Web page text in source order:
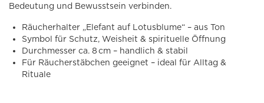
Bedeutung und Bewusstsein verbinden.
Räucherhalter „Elefant auf Lotusblume“ – aus Ton
Symbol für Schutz, Weisheit & spirituelle Öffnung
Durchmesser ca. 8 cm – handlich & stabil
Für Räucherstäbchen geeignet – ideal für Alltag &
Rituale